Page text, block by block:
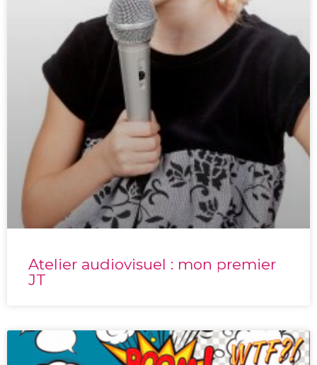
Atelier audiovisuel : mon premier
JT